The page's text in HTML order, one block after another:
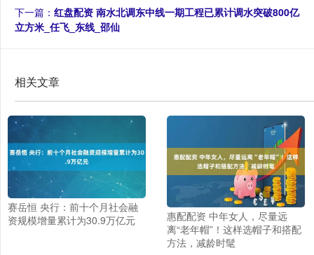
下一篇： 红盘配资 南水北调东中线一期工程已累计调水突破800亿
立方米_任飞_东线_邵仙
相关文章
赛岳恒 央行：前十个月社会融
资规模增量累计为30.9万亿元
惠配配资 中年女人，尽量远
离“老年帽”！这样选帽子和搭配
方法，减龄时髦